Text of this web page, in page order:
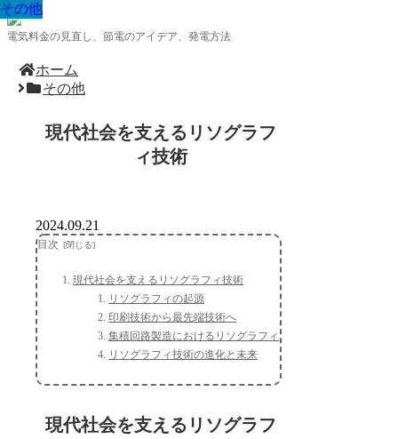
電気料金の見直し、節電のアイデア、発電方法
ホーム
その他
現代社会を支えるリソグラフ
ィ技術
その他
2024.09.21
目次
現代社会を支えるリソグラフィ技術
リソグラフィの起源
印刷技術から最先端技術へ
集積回路製造におけるリソグラフィ
リソグラフィ技術の進化と未来
現代社会を支えるリソグラフ
その他
その他
その他
その他
その他
その他
その他
その他